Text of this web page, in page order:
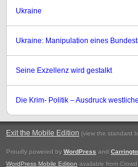
Ukraine
Ukraine: Manipulation eines
Seine Exzellenz wird gestalkt
Die Krim- Politik – Ausdruck
Exit the Mobile Edition (view the standard
Proudly powered by WordPress and
WordPress Mobile Edition available from Crowd